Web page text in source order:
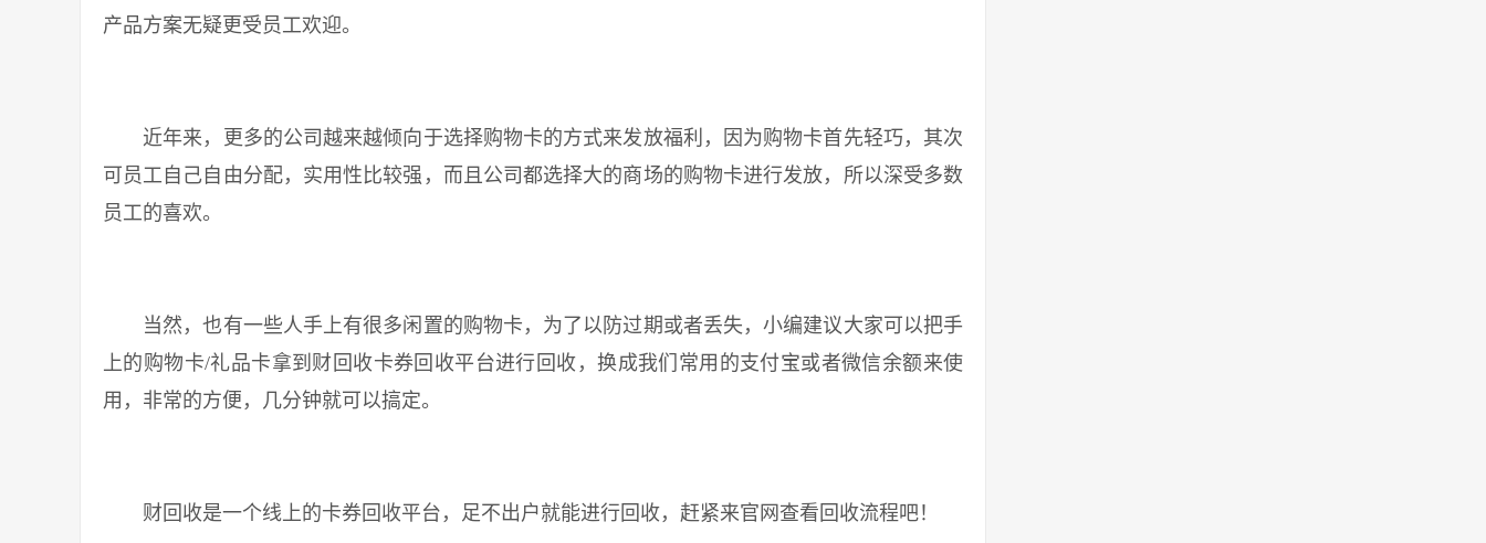
产品方案无疑更受员工欢迎。
近年来，更多的公司越来越倾向于选择购物卡的方式来发放福利，因为购物卡首先轻巧，其次
可员工自己自由分配，实用性比较强，而且公司都选择大的商场的购物卡进行发放，所以深受多数
员工的喜欢。
当然，也有一些人手上有很多闲置的购物卡，为了以防过期或者丢失，小编建议大家可以把手
上的购物卡/礼品卡拿到财回收卡券回收平台进行回收，换成我们常用的支付宝或者微信余额来使
用，非常的方便，几分钟就可以搞定。
财回收是一个线上的卡券回收平台，足不出户就能进行回收，赶紧来官网查看回收流程吧！